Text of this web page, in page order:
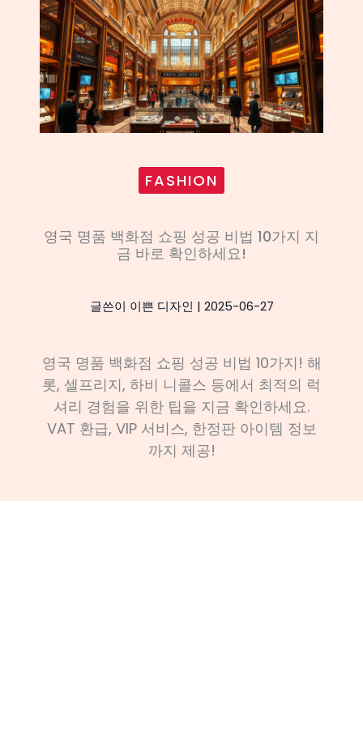
FASHION
영국 명품 백화점 쇼핑 성공 비법 10가지 지
금 바로 확인하세요!
글쓴이 이쁜 디자인 | 2025-06-27
영국 명품 백화점 쇼핑 성공 비법 10가지! 해
롯, 셀프리지, 하비 니콜스 등에서 최적의 럭
셔리 경험을 위한 팁을 지금 확인하세요.
VAT 환급, VIP 서비스, 한정판 아이템 정보
까지 제공!